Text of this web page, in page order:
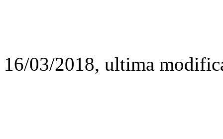
16/03/2018, ultima